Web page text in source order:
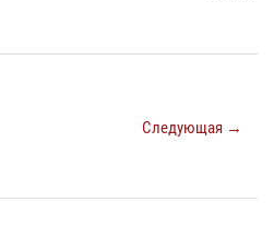
Следующая →